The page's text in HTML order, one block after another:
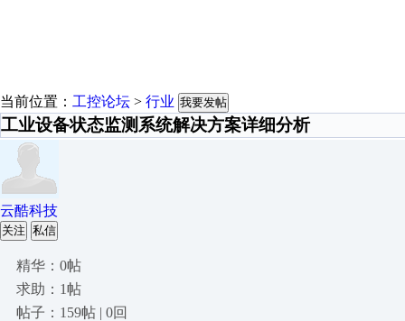
当前位置： 工控论坛 > 行业 我要发帖
工业设备状态监测系统解决方案详细分析
云酷科技
关注 私信
精华：0帖
求助：1帖
帖子：159帖 | 0回